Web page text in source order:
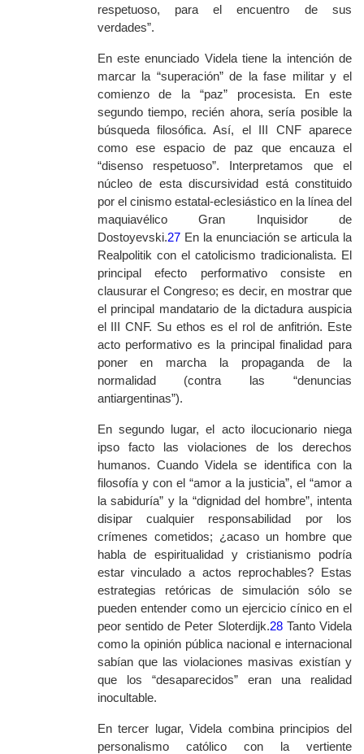
respetuoso, para el encuentro de sus
verdades”.
En este enunciado Videla tiene la intención de
marcar la “superación” de la fase militar y el
comienzo de la “paz” procesista. En este
segundo tiempo, recién ahora, sería posible la
búsqueda filosófica. Así, el III CNF aparece
como ese espacio de paz que encauza el
“disenso respetuoso”. Interpretamos que el
núcleo de esta discursividad está constituido
por el cinismo estatal-eclesiástico en la línea del
maquiavélico Gran Inquisidor de
Dostoyevski.27En la enunciación se articula la
Realpolitik con el catolicismo tradicionalista. El
principal efecto performativo consiste en
clausurar el Congreso; es decir, en mostrar que
el principal mandatario de la dictadura auspicia
el III CNF. Suethos es el rol de anfitrión. Este
acto performativo es la principal finalidad para
poner en marcha la propaganda de la
normalidad (contra las “denuncias
antiargentinas”).
En segundo lugar, el acto ilocucionario niega
ipso factolas violaciones de los derechos
humanos. Cuando Videla se identifica con la
filosofía y con el “amor a la justicia”, el “amor a
la sabiduría” y la “dignidad del hombre”, intenta
disipar cualquier responsabilidad por los
crímenes cometidos; ¿acaso un hombre que
habla de espiritualidad y cristianismo podría
estar vinculado a actos reprochables? Estas
estrategias retóricas de simulación sólo se
pueden entender como un ejercicio cínico en el
peor sentido de Peter Sloterdijk.28Tanto Videla
como la opinión pública nacional e internacional
sabían que las violaciones masivas existían y
que los “desaparecidos” eran una realidad
inocultable.
En tercer lugar, Videla combina principios del
personalismo católico con la vertiente